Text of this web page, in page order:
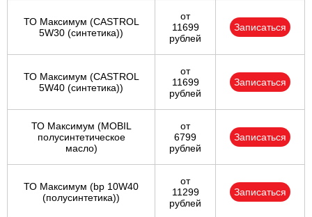
ТО Максимум (CASTROL
5W30 (синтетика))
от
11699
рублей
Записаться
ТО Максимум (CASTROL
5W40 (синтетика))
от
11699
рублей
Записаться
ТО Максимум (MOBIL
полуcинтетическое
масло)
от
6799
рублей
Записаться
ТО Максимум (bp 10W40
(полусинтетика))
от
11299
рублей
Записаться